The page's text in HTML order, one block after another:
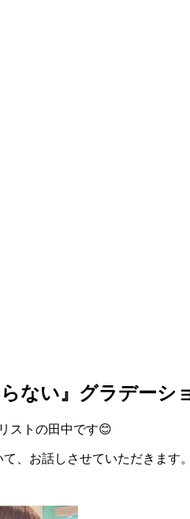
ない』グラデーシ
ストの田中です😊
、お話しさせていただきま